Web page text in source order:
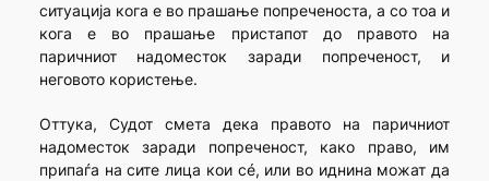
ситуација кога е во прашање попреченоста, а со тоа и
кога е во прашање пристапот до правото на
паричниот надоместок заради попреченост, и
неговото користење.
Оттука, Судот смета дека правото на паричниот
надоместок заради попреченост, како право, им
припаѓа на сите лица кои сé, или во иднина можат да